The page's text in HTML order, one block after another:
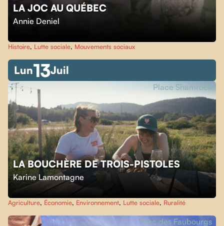
LA JOC AU QUÉBEC
Annie Deniel
Histoire, Lutte sociale, Mouvements sociaux
Lun13Juil
LA BOUCHÈRE DE TROIS-PISTOLES
Karine Lamontagne
Place Shamrock
Agriculture, Économie, Environnement, Lutte sociale, Ruralité
Parc des Faubourgs